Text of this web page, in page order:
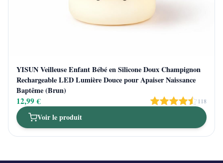
YISUN Veilleuse Enfant Bébé en Silicone Doux Champignon
Rechargeable LED Lumière Douce pour Apaiser Naissance
Baptême (Brun)
12,99 € 118
Voir le produit